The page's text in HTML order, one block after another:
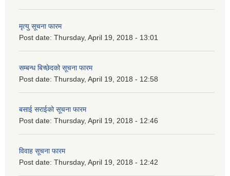
मृत्यु सूचना फारम
Post date: Thursday, April 19, 2018 - 13:01
सम्बन्ध बिच्छेदको सूचना फारम
Post date: Thursday, April 19, 2018 - 12:58
बसाई सराईको सूचना फारम
Post date: Thursday, April 19, 2018 - 12:46
विवाह सूचना फारम
Post date: Thursday, April 19, 2018 - 12:42